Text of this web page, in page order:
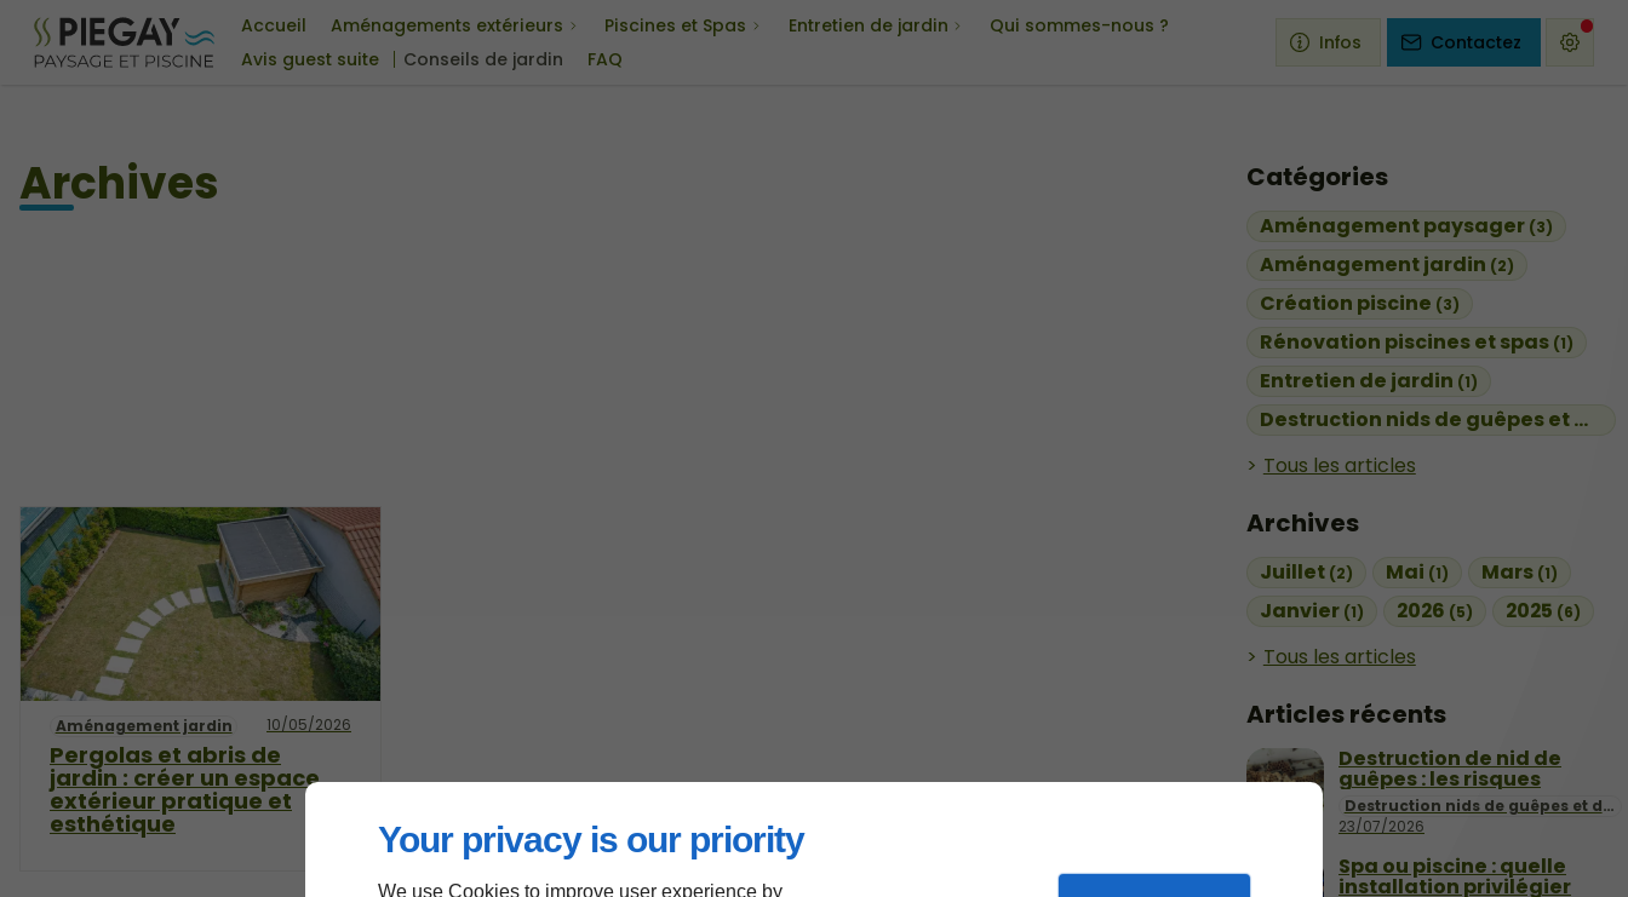
Your privacy is our priority
We use Cookies to improve user experience by
Accueil Aménagements extérieurs Piscines et Spas Entretien de jardin
Qui sommes-nous ?
Avis guest suite
Conseils de jardin FAQ
Infos Contactez
Catégories
Aménagement paysager (3)
Aménagement jardin (2)
Création piscine (3)
Rénovation piscines et spas (1)
Entretien de jardin (1)
Destruction nids de guêpes et de frelons
Tous les articles
Archives
Juillet (2) Mai (1) Mars (1)
Janvier (1) 2026 (5) 2025 (6)
Tous les articles
Articles récents
Destruction nids de guêpes et de frelons
23/07/2026
Destruction de nid de
guêpes : les risques
Spa ou piscine : quelle
installation privilégier
Archives
Aménagement jardin 10/05/2026
Pergolas et abris de
jardin : créer un espace
extérieur pratique et
esthétique